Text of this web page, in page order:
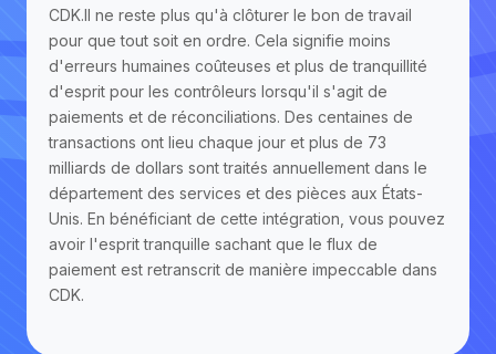
CDK.Il ne reste plus qu'à clôturer le bon de travail
pour que tout soit en ordre. Cela signifie moins
d'erreurs humaines coûteuses et plus de tranquillité
d'esprit pour les contrôleurs lorsqu'il s'agit de
paiements et de réconciliations. Des centaines de
transactions ont lieu chaque jour et plus de 73
milliards de dollars sont traités annuellement dans le
département des services et des pièces aux États-
Unis. En bénéficiant de cette intégration, vous pouvez
avoir l'esprit tranquille sachant que le flux de
paiement est retranscrit de manière impeccable dans
CDK.